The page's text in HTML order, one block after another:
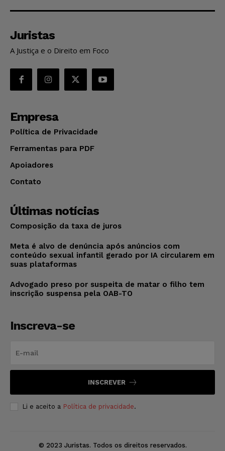
Juristas
A Justiça e o Direito em Foco
Empresa
Política de Privacidade
Ferramentas para PDF
Apoiadores
Contato
Últimas notícias
Composição da taxa de juros
Meta é alvo de denúncia após anúncios com
conteúdo sexual infantil gerado por IA circularem em
suas plataformas
Advogado preso por suspeita de matar o filho tem
inscrição suspensa pela OAB-TO
Inscreva-se
INSCREVER
Li e aceito a Política de privacidade.
© 2023 Juristas. Todos os direitos reservados.